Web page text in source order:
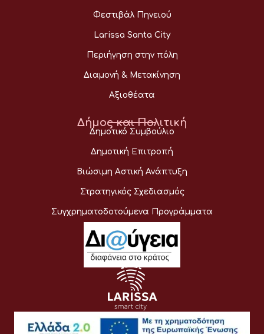
Φεστιβάλ Πηνειού
Larissa Santa City
Περιήγηση στην πόλη
Διαμονή & Μετακίνηση
Αξιοθέατα
Δήμος και Πολιτική
Δημοτικό Συμβούλιο
Δημοτική Επιτροπή
Βιώσιμη Αστική Ανάπτυξη
Στρατηγικός Σχεδιασμός
Συγχρηματοδοτούμενα Προγράμματα